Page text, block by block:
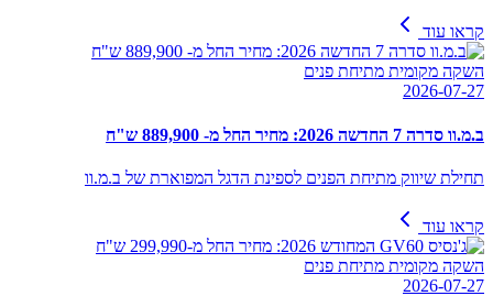
קראו עוד
השקה מקומית מתיחת פנים
2026-07-27
ב.מ.וו סדרה 7 החדשה 2026: מחיר החל מ- 889,900 ש"ח
תחילת שיווק מתיחת הפנים לספינת הדגל המפוארת של ב.מ.וו
קראו עוד
השקה מקומית מתיחת פנים
2026-07-27